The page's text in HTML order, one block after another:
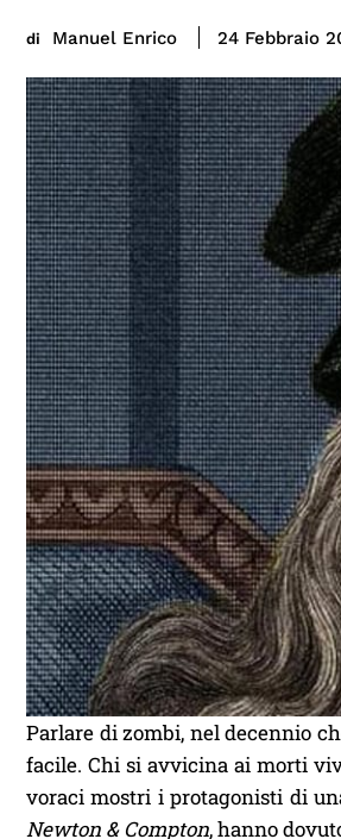
di Manuel Enrico 24 Febbraio
Parlare di zombi, nel decennio
facile. Chi si avvicina ai morti
voraci mostri i protagonisti di
Newton & Compton, hanno